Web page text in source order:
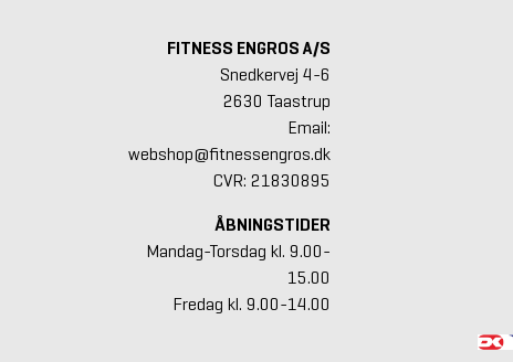
FITNESS ENGROS A/S
Snedkervej 4-6
2630 Taastrup
Email:
webshop@fitnessengros.dk
CVR: 21830895
ÅBNINGSTIDER
Mandag-Torsdag kl. 9.00-
15.00
Fredag kl. 9.00-14.00